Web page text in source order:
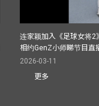
连家颖加入《足球女将
相约GenZ小师睇节目直
2026-03-11
更多